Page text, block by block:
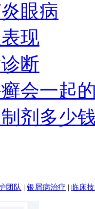
眼病
现
断
会一起
剂多少
团队 | 银屑病治疗 | 临床